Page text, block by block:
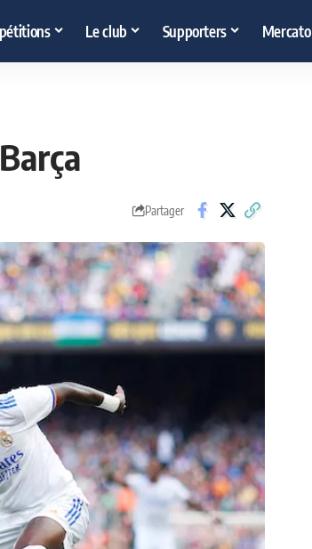
Le club Supporters Mercato
Partager